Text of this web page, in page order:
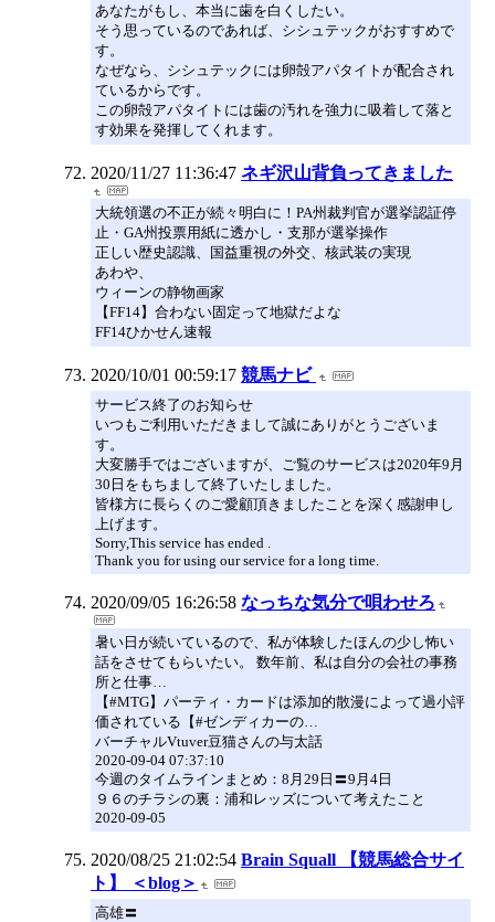
あなたがもし、本当に歯を白くしたい。
そう思っているのであれば、シシュテックがおすすめで
す。
なぜなら、シシュテックには卵殻アパタイトが配合され
ているからです。
この卵殻アパタイトには歯の汚れを強力に吸着して落と
す効果を発揮してくれます。
2020/11/27 11:36:47 ネギ沢山背負ってきました
大統領選の不正が続々明白に！PA州裁判官が選挙認証停
止・GA州投票用紙に透かし・支那が選挙操作
正しい歴史認識、国益重視の外交、核武装の実現
あわや、
ウィーンの静物画家
【FF14】合わない固定って地獄だよな
FF14ひかせん速報
2020/10/01 00:59:17 競馬ナビ
サービス終了のお知らせ
いつもご利用いただきまして誠にありがとうございま
す。
大変勝手ではございますが、ご覧のサービスは2020年9月
30日をもちまして終了いたしました。
皆様方に長らくのご愛顧頂きましたことを深く感謝申し
上げます。
Sorry,This service has ended .
Thank you for using our service for a long time.
2020/09/05 16:26:58 なっちな気分で唄わせろ
暑い日が続いているので、私が体験したほんの少し怖い
話をさせてもらいたい。 数年前、私は自分の会社の事務
所と仕事…
【#MTG】パーティ・カードは添加的散漫によって過小評
価されている【#ゼンディカーの…
バーチャルVtuver豆猫さんの与太話
2020-09-04 07:37:10
今週のタイムラインまとめ：8月29日〓9月4日
９６のチラシの裏：浦和レッズについて考えたこと
2020-09-05
2020/08/25 21:02:54 Brain Squall 【競馬総合サイ
ト】 ＜blog＞
高雄〓